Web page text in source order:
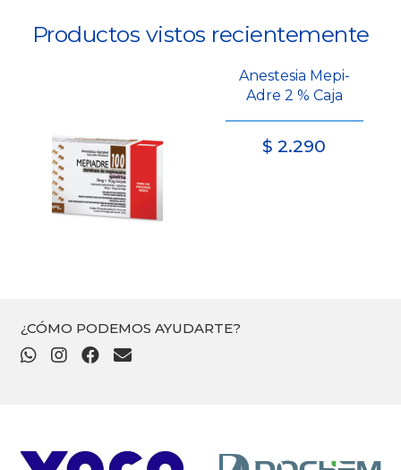
Productos vistos recientemente
Anestesia Mepi-
Adre 2 % Caja
$ 2.290
¿CÓMO PODEMOS AYUDARTE?